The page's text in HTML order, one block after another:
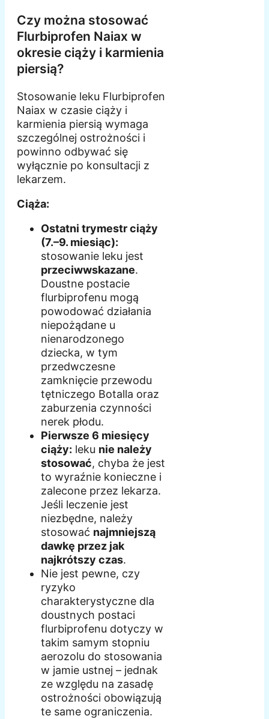
Czy można stosować
Flurbiprofen Naiax w
okresie ciąży i karmienia
piersią?
Stosowanie leku Flurbiprofen
Naiax w czasie ciąży i
karmienia piersią wymaga
szczególnej ostrożności i
powinno odbywać się
wyłącznie po konsultacji z
lekarzem.
Ciąża:
Ostatni trymestr ciąży
(7.–9. miesiąc):
stosowanie leku jest
przeciwwskazane.
Doustne postacie
flurbiprofenu mogą
powodować działania
niepożądane u
nienarodzonego
dziecka, w tym
przedwczesne
zamknięcie przewodu
tętniczego Botalla oraz
zaburzenia czynności
nerek płodu.
Pierwsze 6 miesięcy
ciąży: leku nie należy
stosować, chyba że jest
to wyraźnie konieczne i
zalecone przez lekarza.
Jeśli leczenie jest
niezbędne, należy
stosować najmniejszą
dawkę przez jak
najkrótszy czas.
Nie jest pewne, czy
ryzyko
charakterystyczne dla
doustnych postaci
flurbiprofenu dotyczy w
takim samym stopniu
aerozolu do stosowania
w jamie ustnej – jednak
ze względu na zasadę
ostrożności obowiązują
te same ograniczenia.